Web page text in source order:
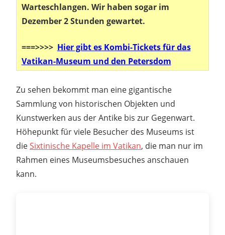
Warteschlangen. Wir haben sogar im
Dezember 2 Stunden gewartet.
===>>>> Hier gibt es Kombi-Tickets für das
Vatikan-Museum und den Petersdom
Zu sehen bekommt man eine gigantische
Sammlung von historischen Objekten und
Kunstwerken aus der Antike bis zur Gegenwart.
Höhepunkt für viele Besucher des Museums ist
dieSixtinische Kapelle im Vatikan, die man nur im
Rahmen eines Museumsbesuches anschauen
kann.